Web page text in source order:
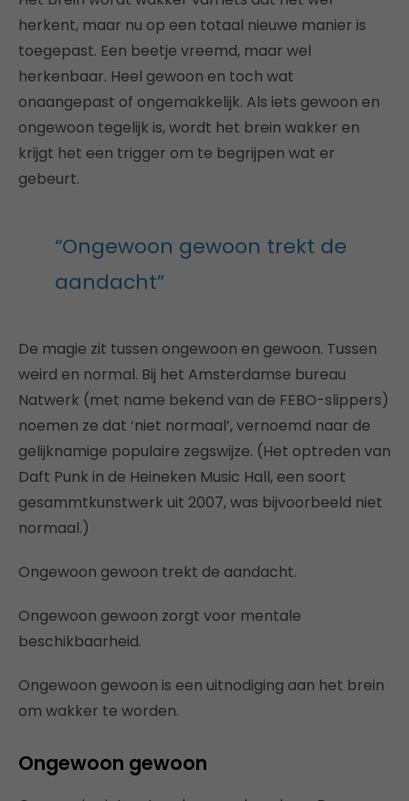
herkent, maar nu op een totaal nieuwe manier is
toegepast. Een beetje vreemd, maar wel
herkenbaar. Heel gewoon en toch wat
onaangepast of ongemakkelijk. Als iets gewoon en
ongewoon tegelijk is, wordt het brein wakker en
krijgt het een trigger om te begrijpen wat er
gebeurt.
“Ongewoon gewoon trekt de
aandacht”
De magie zit tussen ongewoon en gewoon. Tussen
weird en normal. Bij het Amsterdamse bureau
Natwerk (met name bekend van de FEBO-slippers)
noemen ze dat ‘niet normaal’, vernoemd naar de
gelijknamige populaire zegswijze. (Het optreden van
Daft Punk in de Heineken Music Hall, een soort
gesammtkunstwerk uit 2007, was bijvoorbeeld niet
normaal.)
Ongewoon gewoon trekt de aandacht.
Ongewoon gewoon zorgt voor mentale
beschikbaarheid.
Ongewoon gewoon is een uitnodiging aan het brein
om wakker te worden.
Ongewoon gewoon